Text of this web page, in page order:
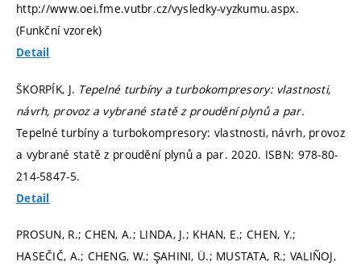
http://www.oei.fme.vutbr.cz/vysledky-vyzkumu.aspx.
(Funkční vzorek)
Detail
ŠKORPÍK, J. Tepelné turbíny a turbokompresory: vlastnosti,
návrh, provoz a vybrané statě z proudění plynů a par.
Tepelné turbíny a turbokompresory: vlastnosti, návrh, provoz
a vybrané statě z proudění plynů a par. 2020. ISBN: 978-80-
214-5847-5.
Detail
PROSUN, R.; CHEN, A.; LINDA, J.; KHAN, E.; CHEN, Y.;
HASEČIČ, A.; CHENG, W.; ŞAHINI, Ü.; MUSTATA, R.; VALIÑOJ,